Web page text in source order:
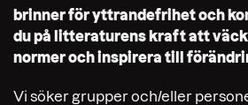
brinner för yttrandefrihet och
du på litteraturens kraft att
normer och inspirera till
Vi söker grupper och/eller